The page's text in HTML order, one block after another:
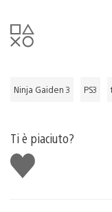
Ninja Gaiden 3 PS3
Ti è piaciuto?
Mi
piace